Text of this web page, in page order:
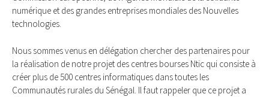
numérique et des grandes entreprises mondiales des Nouvelles
technologies.
Nous sommes venus en délégation chercher des partenaires pour
la réalisation de notre projet des centres bourses Ntic qui consiste à
créer plus de 500 centres informatiques dans toutes les
Communautés rurales du Sénégal. Il faut rappeler que ce projet a